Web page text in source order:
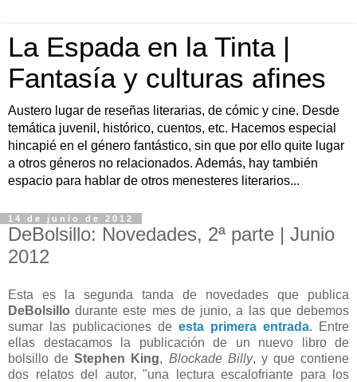
La Espada en la Tinta |
Fantasía y culturas afines
Austero lugar de reseñas literarias, de cómic y cine. Desde
temática juvenil, histórico, cuentos, etc. Hacemos especial
hincapié en el género fantástico, sin que por ello quite lugar
a otros géneros no relacionados. Además, hay también
espacio para hablar de otros menesteres literarios...
14 de junio de 2012
DeBolsillo: Novedades, 2ª parte | Junio
2012
Esta es la segunda tanda de novedades que publica
DeBolsillo durante este mes de junio, a las que debemos
sumar las publicaciones de esta primera entrada. Entre
ellas destacamos la publicación de un nuevo libro de
bolsillo deStephen King, Blockade Billy, y que contiene
dos relatos del autor, "una lectura escalofriante para los